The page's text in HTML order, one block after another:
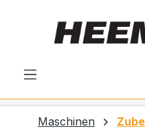
Maschinen